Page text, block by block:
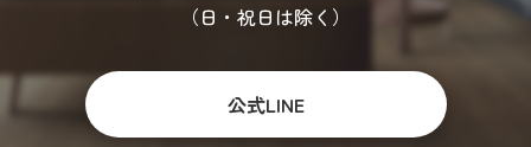
（日・祝日は除く）
公式LINE